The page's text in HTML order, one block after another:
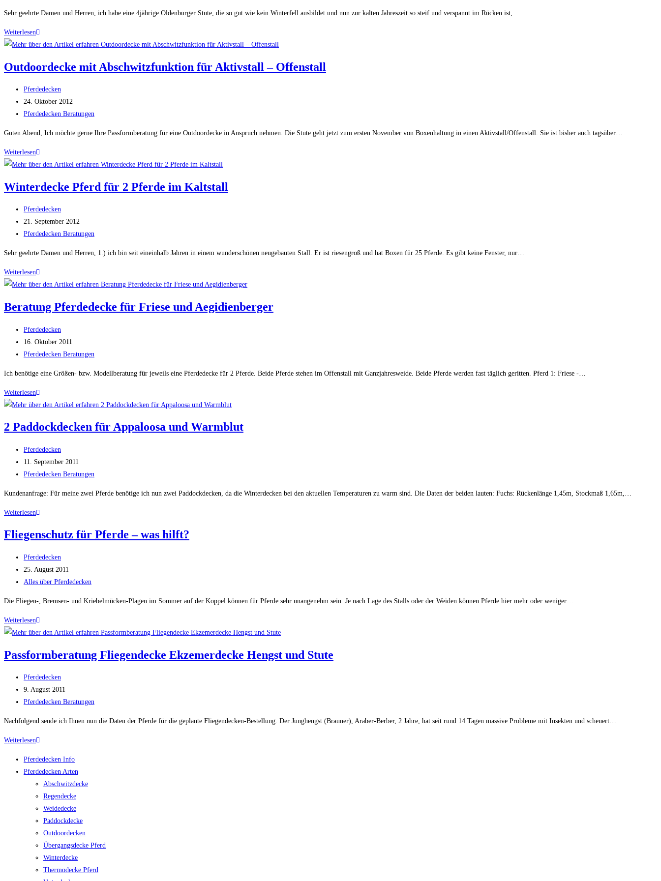
Sehr geehrte Damen und Herren, ich habe eine 4jährige Oldenburger Stute, die so gut wie kein Winterfell ausbildet und nun zur kalten Jahreszeit so steif und verspannt im Rücken ist,…
WeiterlesenPferde
Winterdecken
verspannte
Outdoordecke mit Abschwitzfunktion für Aktivstall – Offenstall
Beitrags-
Autor:
Pferdedecken
Beitrag
veröffentlicht:
24. Oktober 2012
Beitrags-
Pferdedecken Beratungen
Guten Abend, Ich möchte gerne Ihre Passformberatung für eine Outdoordecke in Anspruch nehmen. Die Stute geht jetzt zum ersten November von Boxenhaltung in einen Aktivstall/Offenstall. Sie ist bisher auch tagsüber…
WeiterlesenOutdoordecke
mit
für
–
Offenstall
Winterdecke Pferd für 2 Pferde im Kaltstall
Beitrags-
Autor:
Pferdedecken
Beitrag
veröffentlicht:
21. September 2012
Beitrags-
Pferdedecken Beratungen
Sehr geehrte Damen und Herren, 1.) ich bin seit eineinhalb Jahren in einem wunderschönen neugebauten Stall. Er ist riesengroß und hat Boxen für 25 Pferde. Es gibt keine Fenster, nur…
WeiterlesenWinterdecke
Pferd
2
im
Kaltstall
Beratung Pferdedecke für Friese und Aegidienberger
Beitrags-
Autor:
Pferdedecken
Beitrag
veröffentlicht:
16. Oktober 2011
Beitrags-
Pferdedecken Beratungen
Ich benötige eine Größen- bzw. Modellberatung für jeweils eine Pferdedecke für 2 Pferde. Beide Pferde stehen im Offenstall mit Ganzjahresweide. Beide Pferde werden fast täglich geritten. Pferd 1: Friese -…
WeiterlesenBeratung
Pferdedecke
Friese
Aegidienberger
2 Paddockdecken für Appaloosa und Warmblut
Beitrags-
Autor:
Pferdedecken
Beitrag
veröffentlicht:
11. September 2011
Beitrags-
Pferdedecken Beratungen
Kundenanfrage: Für meine zwei Pferde benötige ich nun zwei Paddockdecken, da die Winterdecken bei den aktuellen Temperaturen zu warm sind. Die Daten der beiden lauten: Fuchs: Rückenlänge 1,45m, Stockmaß 1,65m,…
Weiterlesen2
für
und
Warmblut
Fliegenschutz für Pferde – was hilft?
Beitrags-
Autor:
Pferdedecken
Beitrag
veröffentlicht:
25. August 2011
Beitrags-
Alles über Pferdedecken
Die Fliegen-, Bremsen- und Kriebelmücken-Plagen im Sommer auf der Koppel können für Pferde sehr unangenehm sein. Je nach Lage des Stalls oder der Weiden können Pferde hier mehr oder weniger…
WeiterlesenFliegenschutz
für
–
hilft?
Passformberatung Fliegendecke Ekzemerdecke Hengst und Stute
Beitrags-
Autor:
Pferdedecken
Beitrag
veröffentlicht:
9. August 2011
Beitrags-
Pferdedecken Beratungen
Nachfolgend sende ich Ihnen nun die Daten der Pferde für die geplante Fliegendecken-Bestellung. Der Junghengst (Brauner), Araber-Berber, 2 Jahre, hat seit rund 14 Tagen massive Probleme mit Insekten und scheuert…
WeiterlesenPassformberatung
Ekzemerdecke
Hengst
und
Stute
Pferdedecken Info
Pferdedecken Arten
Abschwitzdecke
Regendecke
Weidedecke
Paddockdecke
Outdoordecken
Übergangsdecke Pferd
Winterdecke
Thermodecke Pferd